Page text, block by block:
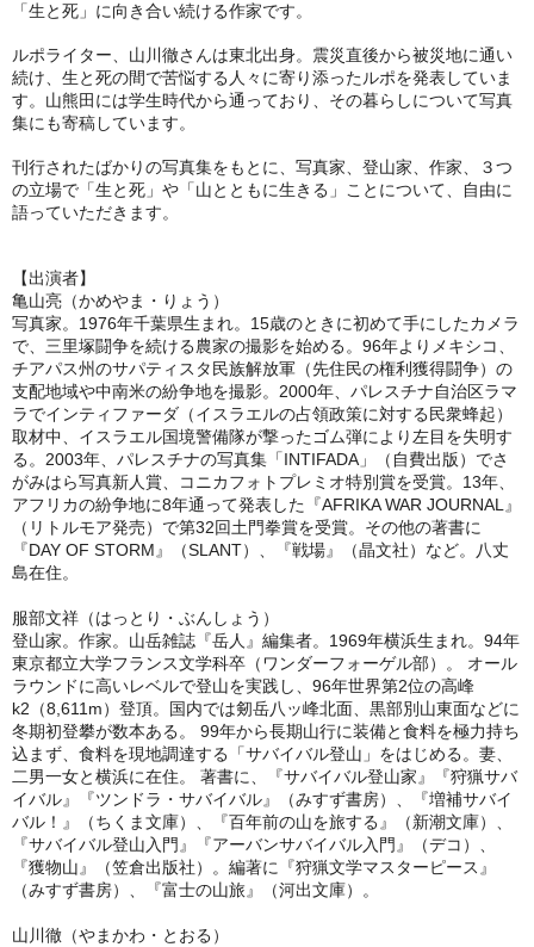
「生と死」に向き合い続ける作家です。
ルポライター、山川徹さんは東北出身。震災直後から被災地に通い
続け、生と死の間で苦悩する人々に寄り添ったルポを発表していま
す。山熊田には学生時代から通っており、その暮らしについて写真
集にも寄稿しています。
刊行されたばかりの写真集をもとに、写真家、登山家、作家、３つ
の立場で「生と死」や「山とともに生きる」ことについて、自由に
語っていただきます。
【出演者】
亀山亮（かめやま・りょう）
写真家。1976年千葉県生まれ。15歳のときに初めて手にしたカメラ
で、三里塚闘争を続ける農家の撮影を始める。96年よりメキシコ、
チアパス州のサパティスタ民族解放軍（先住民の権利獲得闘争）の
支配地域や中南米の紛争地を撮影。2000年、パレスチナ自治区ラマ
ラでインティファーダ（イスラエルの占領政策に対する民衆蜂起）
取材中、イスラエル国境警備隊が撃ったゴム弾により左目を失明す
る。2003年、パレスチナの写真集「INTIFADA」（自費出版）でさ
がみはら写真新人賞、コニカフォトプレミオ特別賞を受賞。13年、
アフリカの紛争地に8年通って発表した『AFRIKA WAR JOURNAL』
（リトルモア発売）で第32回土門拳賞を受賞。その他の著書に
『DAY OF STORM』（SLANT）、『戦場』（晶文社）など。八丈
島在住。
服部文祥（はっとり・ぶんしょう）
登山家。作家。山岳雑誌『岳人』編集者。1969年横浜生まれ。94年
東京都立大学フランス文学科卒（ワンダーフォーゲル部）。 オール
ラウンドに高いレベルで登山を実践し、96年世界第2位の高峰
k2（8,611m）登頂。国内では剱岳八ッ峰北面、黒部別山東面などに
冬期初登攀が数本ある。 99年から長期山行に装備と食料を極力持ち
込まず、食料を現地調達する「サバイバル登山」をはじめる。妻、
二男一女と横浜に在住。 著書に、『サバイバル登山家』『狩猟サバ
イバル』『ツンドラ・サバイバル』（みすず書房）、『増補サバイ
バル！』（ちくま文庫）、『百年前の山を旅する』（新潮文庫）、
『サバイバル登山入門』『アーバンサバイバル入門』（デコ）、
『獲物山』（笠倉出版社）。編著に『狩猟文学マスターピース』
（みすず書房）、『富士の山旅』（河出文庫）。
山川徹（やまかわ・とおる）